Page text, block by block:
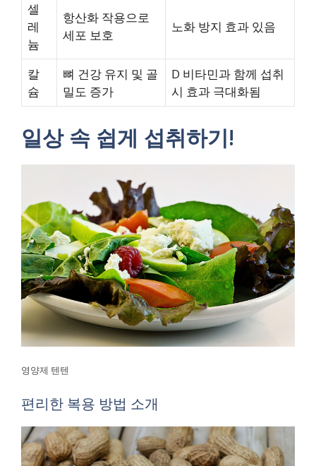
셀
레
늄
항산화 작용으로
세포 보호
노화 방지 효과 있음
칼
슘
뼈 건강 유지 및 골
밀도 증가
D 비타민과 함께 섭취
시 효과 극대화됨
일상 속 쉽게 섭취하기!
영양제 텐텐
편리한 복용 방법 소개